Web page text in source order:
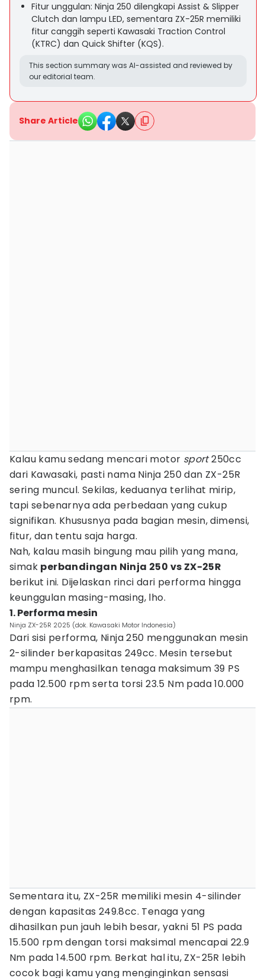
Fitur unggulan: Ninja 250 dilengkapi Assist & Slipper
Clutch dan lampu LED, sementara ZX-25R memiliki
fitur canggih seperti Kawasaki Traction Control
(KTRC) dan Quick Shifter (KQS).
This section summary was AI-assisted and reviewed by
our editorial team.
Share Article
Kalau kamu sedang mencari motor sport250cc
dari Kawasaki, pasti nama Ninja 250 dan ZX-25R
sering muncul. Sekilas, keduanya terlihat mirip,
tapi sebenarnya ada perbedaan yang cukup
signifikan. Khususnya pada bagian mesin, dimensi,
fitur, dan tentu saja harga.
Nah, kalau masih bingung mau pilih yang mana,
simak perbandingan Ninja 250 vs ZX-25R
berikut ini. Dijelaskan rinci dari performa hingga
keunggulan masing-masing, lho.
1. Performa mesin
Ninja ZX-25R 2025 (dok. Kawasaki Motor Indonesia)
Dari sisi performa, Ninja 250 menggunakan mesin
2-silinder berkapasitas 249cc. Mesin tersebut
mampu menghasilkan tenaga maksimum 39 PS
pada 12.500 rpm serta torsi 23.5 Nm pada 10.000
rpm.
Sementara itu, ZX-25R memiliki mesin 4-silinder
dengan kapasitas 249.8cc. Tenaga yang
dihasilkan pun jauh lebih besar, yakni 51 PS pada
15.500 rpm dengan torsi maksimal mencapai 22.9
Nm pada 14.500 rpm. Berkat hal itu, ZX-25R lebih
cocok bagi kamu yang menginginkan sensasi